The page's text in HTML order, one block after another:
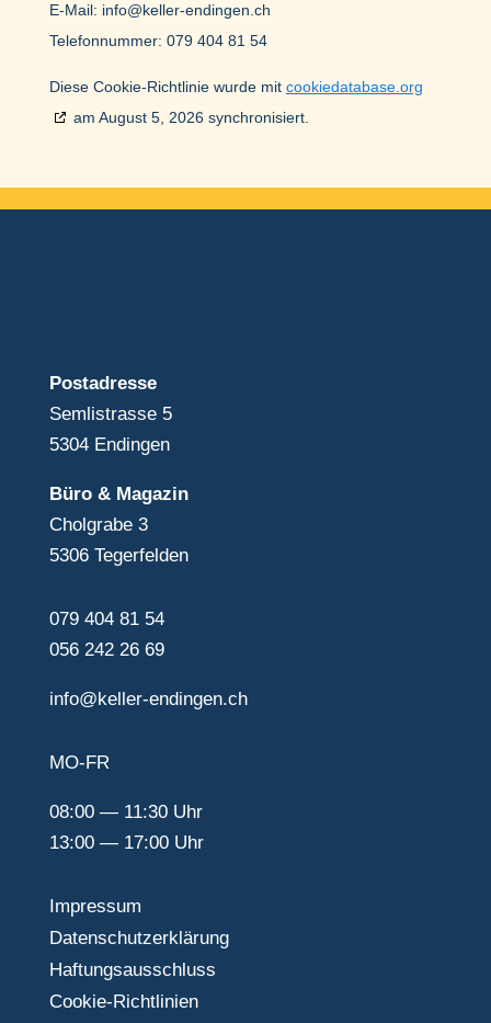
E‑Mail: info@keller-endingen.ch
Tele­fon­nummer: 079 404 81 54
Diese Cookie-Richt­linie wurde mit cookiedatabase.org
am August 5, 2026 synchro­ni­siert.
Post­adresse
Semlistrasse 5
5304 Endingen
Büro & Magazin
Chol­grabe 3
5306 Teger­felden
079 404 81 54
056 242 26 69
info@keller-endingen.ch
MO-FR
08:00 — 11:30 Uhr
13:00 — 17:00 Uhr
Impressum
Daten­schutz­er­klä­rung
Haftungs­aus­schluss
Cookie-Richt­li­nien